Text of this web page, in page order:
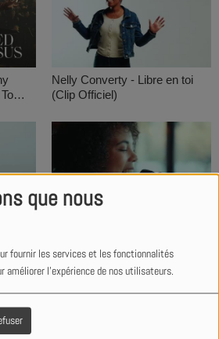
que nous
fournir les services et les fonctionnalités
améliorer l'expérience de nos utilisateurs.
Nelly Converty - Libre en toi
(Clip Officiel)